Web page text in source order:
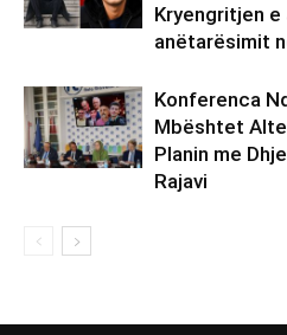
Kryengritjen e
anëtarësimit
Konferenca
Mbështet
Planin me
Rajavi